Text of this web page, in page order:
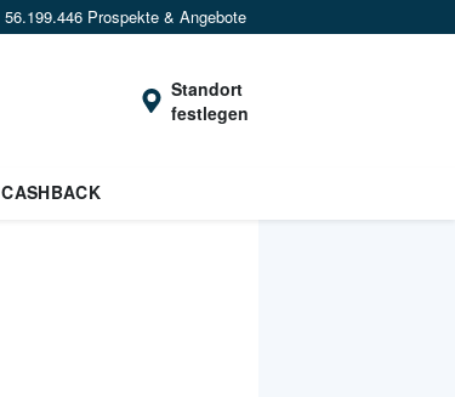
56.199.446 Prospekte & Angebote
Standort
festlegen
CASHBACK